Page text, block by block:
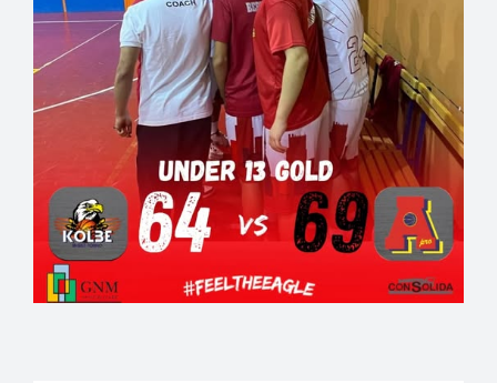
EVENTI
PARTNERS
ARTICOLI PROMOZIONALI
CONTATTI